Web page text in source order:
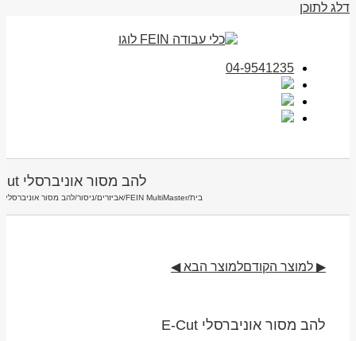
דלג לתוכן
04-9541235
להב מסור אוניברסלי E-Cut
בית/
FEIN MultiMaster
/אביזרים/ניסור/להב מסור אוניברסלי E-Cut
▶ למוצר הקודםלמוצר הבא ◀
להב מסור אוניברסלי E-Cut